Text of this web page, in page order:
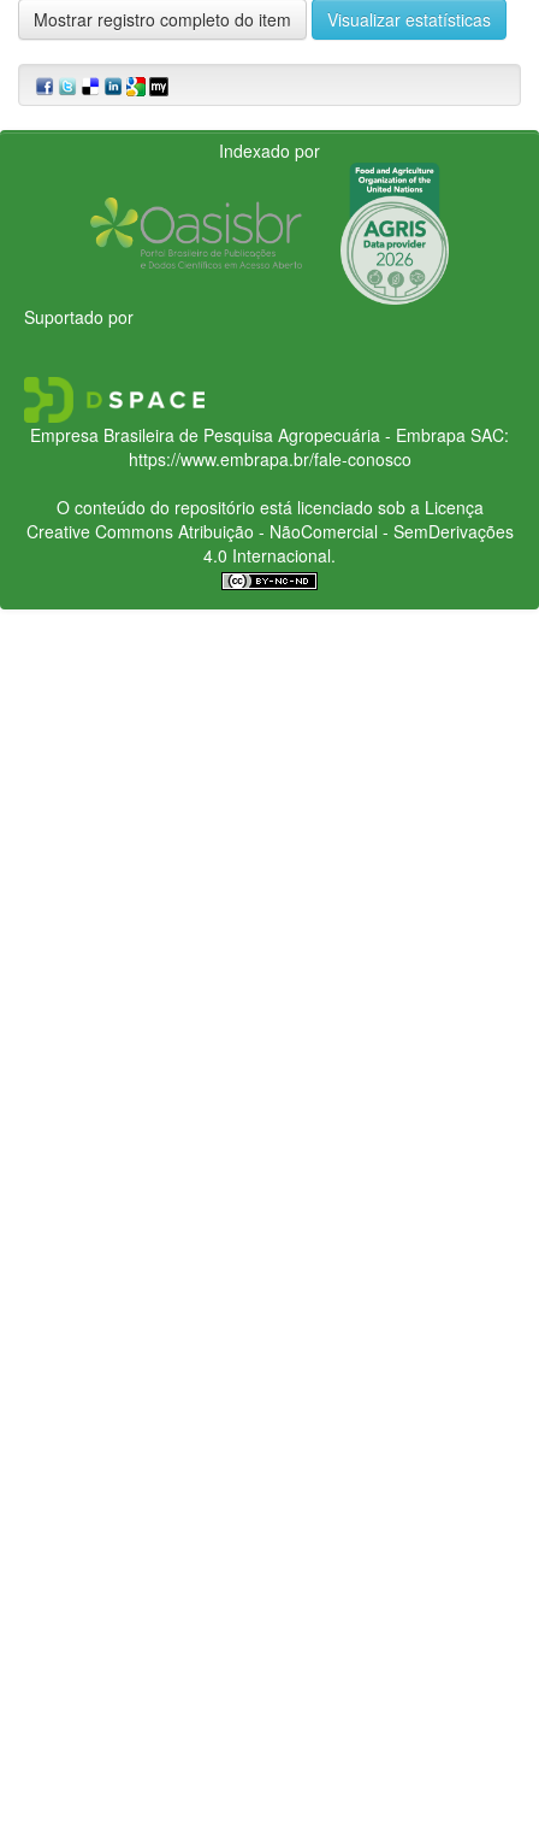
Mostrar registro completo do item Visualizar estatísticas
Indexado por
Suportado por
Empresa Brasileira de Pesquisa Agropecuária - Embrapa SAC:
https://www.embrapa.br/fale-conosco
O conteúdo do repositório está licenciado sob a Licença
Creative CommonsAtribuição - NãoComercial - SemDerivações
4.0 Internacional.